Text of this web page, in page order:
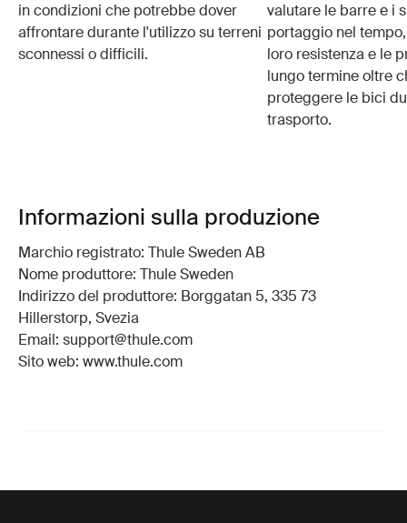
in condizioni che potrebbe dover
affrontare durante l'utilizzo su terreni
sconnessi o difficili.
valutare le barre e i
portaggio nel
loro resistenza e le
lungo termine oltre
proteggere le bici
trasporto.
Informazioni sulla produzione
Marchio registrato: Thule Sweden AB
Nome produttore: Thule Sweden
Indirizzo del produttore: Borggatan 5, 335 73
Hillerstorp, Svezia
Email: support@thule.com
Sito web: www.thule.com